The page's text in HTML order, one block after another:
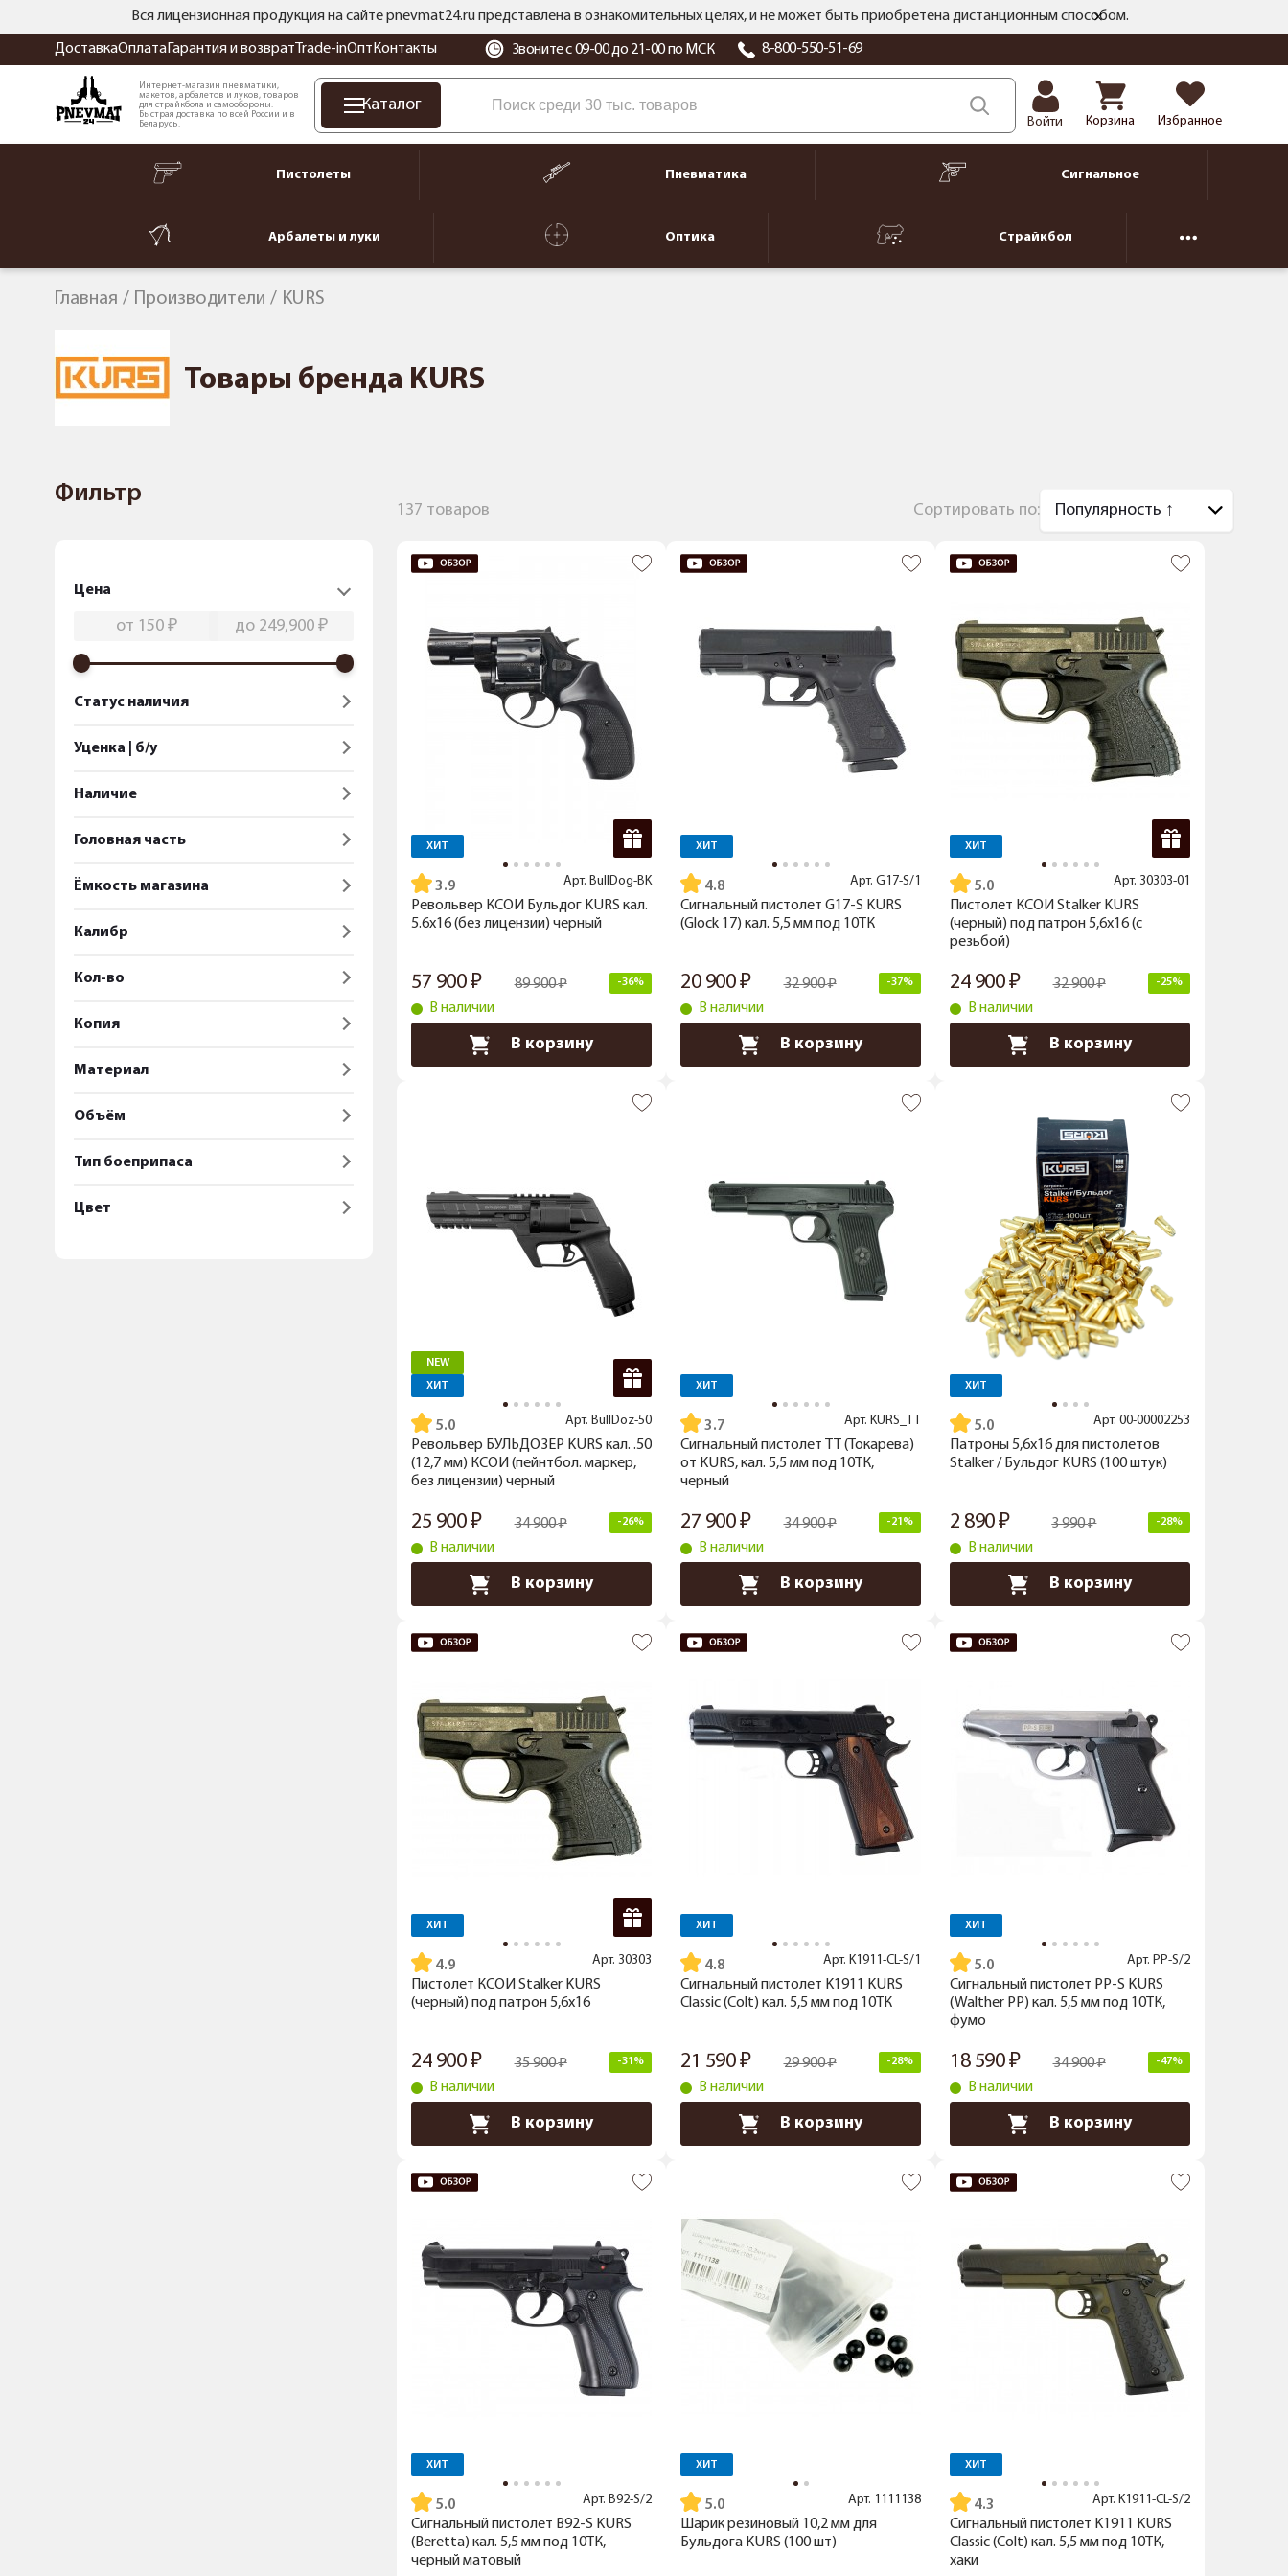
Вся лицензионная продукция на сайте pnevmat24.ru представлена в ознакомительных целях, и не может быть приобретена дистанционным способом.
ДоставкаОплата Гарантия и возврат Trade-inОпт Контакты Звоните с 09-00 до 21-00 по МСК 8-800-550-51-69
Интернет-магазин пневматики,
макетов, арбалетов и луков, товаров
для страйкбола и самообороны.
Быстрая доставка по всей России и в
Беларусь.
Каталог
Войти Корзина Избранное
Пистолеты Пневматика Сигнальное
Арбалеты и луки Оптика Страйкбол
Главная Производители KURS
Товары бренда KURS
Фильтр
Цена
Статус наличия
Уценка | б/у
Наличие
Головная часть
Ёмкость магазина
Калибр
Кол-во
Копия
Материал
Объём
Тип боеприпаса
Цвет
137 товаров Сортировать по:
ХИТ
3.9 Арт. BullDog-BK
Револьвер КСОИ Бульдог KURS кал.
5.6x16 (без лицензии) черный
57 900 89 900 -36%
В наличии
В корзину
ХИТ
4.8 Арт. G17-S/1
Сигнальный пистолет G17-S KURS
(Glock 17) кал. 5,5 мм под 10ТК
20 900 32 900 -37%
В наличии
В корзину
ХИТ
5.0 Арт. 30303-01
Пистолет КСОИ Stalker KURS
(черный) под патрон 5,6x16 (с
резьбой)
24 900 32 900 -25%
В наличии
В корзину
NEW
ХИТ
5.0 Арт. BullDoz-50
Револьвер БУЛЬДОЗЕР KURS кал. .50
(12,7 мм) КСОИ (пейнтбол. маркер,
без лицензии) черный
25 900 34 900 -26%
В наличии
В корзину
ХИТ
3.7 Арт. KURS_ТТ
Сигнальный пистолет ТТ (Токарева)
от KURS, кал. 5,5 мм под 10ТК,
черный
27 900 34 900 -21%
В наличии
В корзину
ХИТ
5.0 Арт. 00-00002253
Патроны 5,6x16 для пистолетов
Stalker / Бульдог KURS (100 штук)
2 890 3 990 -28%
В наличии
В корзину
ХИТ
4.9 Арт. 30303
Пистолет КСОИ Stalker KURS
(черный) под патрон 5,6x16
24 900 35 900 -31%
В наличии
В корзину
ХИТ
4.8 Арт. K1911-CL-S/1
Сигнальный пистолет K1911 KURS
Classic (Colt) кал. 5,5 мм под 10ТК
21 590 29 900 -28%
В наличии
В корзину
ХИТ
5.0 Арт. PP-S/2
Сигнальный пистолет PP-S KURS
(Walther PP) кал. 5,5 мм под 10ТК,
фумо
18 590 34 900 -47%
В наличии
В корзину
ХИТ
5.0 Арт. B92-S/2
Сигнальный пистолет B92-S KURS
(Beretta) кал. 5,5 мм под 10ТК,
черный матовый
ХИТ
5.0 Арт. 1111138
Шарик резиновый 10,2 мм для
Бульдога KURS (100 шт)
ХИТ
4.3 Арт. K1911-CL-S/2
Сигнальный пистолет K1911 KURS
Classic (Colt) кал. 5,5 мм под 10ТК,
хаки